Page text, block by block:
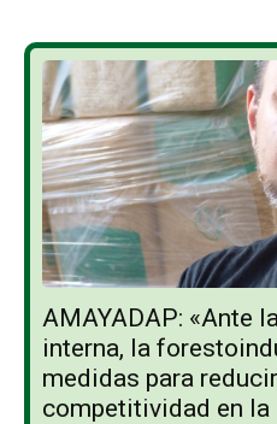
AMAYADAP: «Ante
interna, la
medidas para
competitividad en la